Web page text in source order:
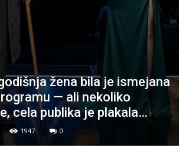
žena bila je ismejana
— ali nekoliko
cela publika je plakala…
1947 0